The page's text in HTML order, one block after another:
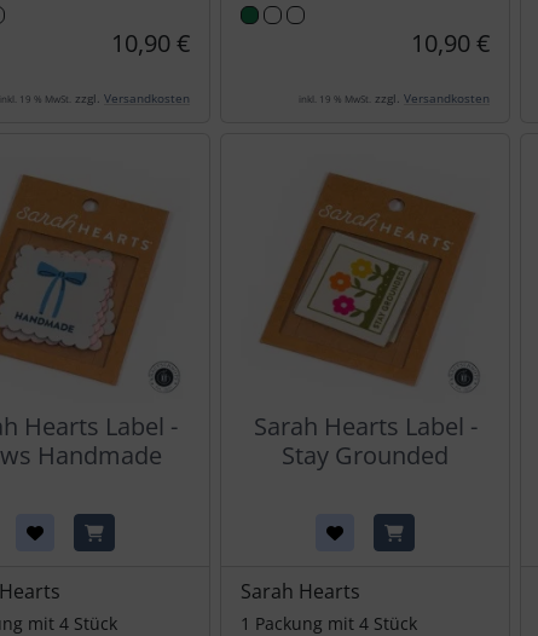
10,90 €
inkl. 19 % MwSt. zzgl. Versandkosten
10,90 €
inkl. 19 % MwSt. zzgl. Versandkosten
Hearts Label -
Handmade
mit 4 Stück
Sarah Hearts Label -
Stay Grounded
Sarah Hearts
1 Packung mit 4 Stück